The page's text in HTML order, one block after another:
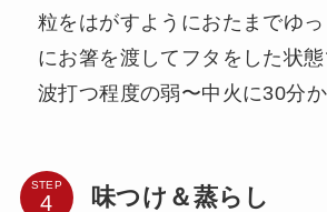
粒をはがすようにおたまでゆ
にお箸を渡してフタをした状
波打つ程度の弱〜中火に30分か
STEP 味つけ＆蒸らし